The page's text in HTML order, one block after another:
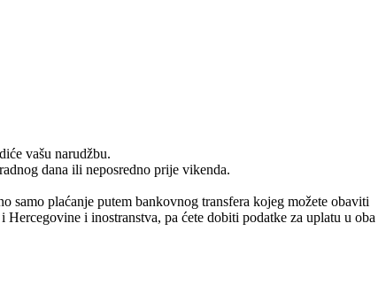
vašu narudžbu.
dana ili neposredno prije vikenda.
samo plaćanje putem bankovnog transfera kojeg možete obaviti
i inostranstva, pa ćete dobiti podatke za uplatu u oba